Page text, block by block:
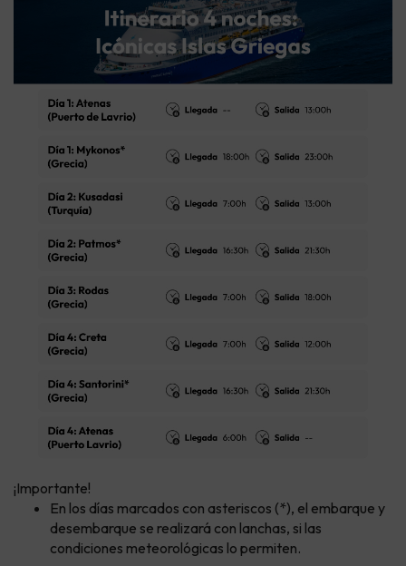
¡Importante!
En los días marcados con asteriscos (*), el embarque y
desembarque se realizará con lanchas, si las
condiciones meteorológicas lo permiten.